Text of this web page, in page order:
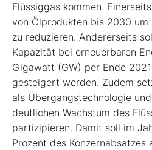
Flüssiggas kommen.
von Ölprodukten bis 2030 um
zu reduzieren. Andererseits
Kapazität bei erneuerbaren
Gigawatt (GW) per Ende
gesteigert werden. Zudem
als Übergangstechnologie
deutlichen Wachstum des
partizipieren. Damit soll im
Prozent des Konzernabsatzes